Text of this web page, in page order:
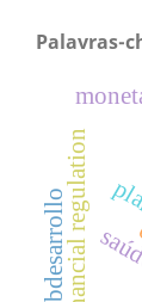
Palavras-
financial regulation
subdesarrollo